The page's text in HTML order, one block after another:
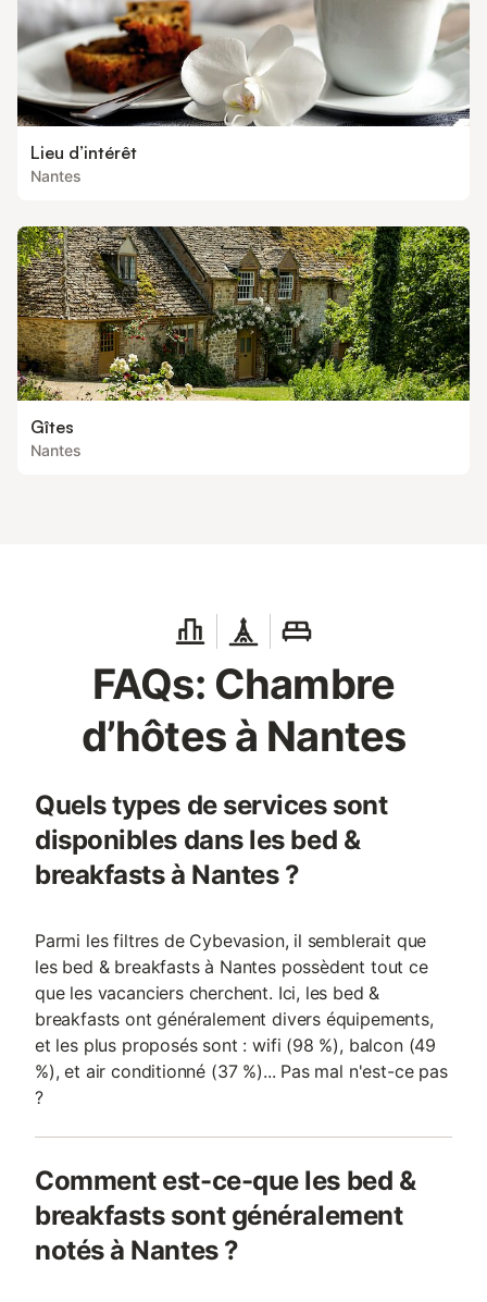
Lieu d’intérêt
Nantes
Gîtes
Nantes
FAQs: Chambre
d’hôtes à Nantes
Quels types de services sont
disponibles dans les bed &
breakfasts à Nantes ?
Parmi les filtres de Cybevasion, il semblerait que
les bed & breakfasts à Nantes possèdent tout ce
que les vacanciers cherchent. Ici, les bed &
breakfasts ont généralement divers équipements,
et les plus proposés sont : wifi (98 %), balcon (49
%), et air conditionné (37 %)... Pas mal n'est-ce pas
?
Comment est-ce-que les bed &
breakfasts sont généralement
notés à Nantes ?